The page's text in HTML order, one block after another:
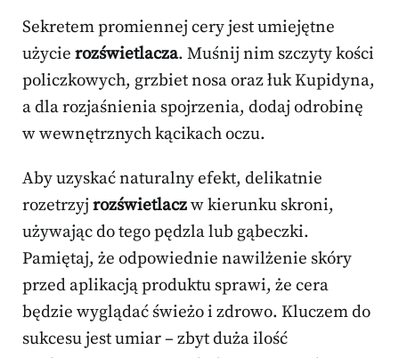
Sekretem promiennej cery jest umiejętne
użycie rozświetlacza. Muśnij nim szczyty kości
policzkowych, grzbiet nosa oraz łuk Kupidyna,
a dla rozjaśnienia spojrzenia, dodaj odrobinę
w wewnętrznych kącikach oczu.
Aby uzyskać naturalny efekt, delikatnie
rozetrzyjrozświetlaczw kierunku skroni,
używając do tego pędzla lub gąbeczki.
Pamiętaj, że odpowiednie nawilżenie skóry
przed aplikacją produktu sprawi, że cera
będzie wyglądać świeżo i zdrowo. Kluczem do
sukcesu jest umiar – zbyt duża ilość